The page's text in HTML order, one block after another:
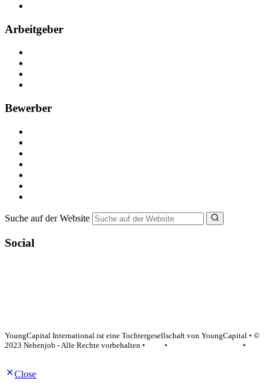
Arbeitgeber
Bewerber
Suche auf der Website
Social
YoungCapital International ist eine Tochtergesellschaft von YoungCapital • ©
2023 Nebenjob - Alle Rechte vorbehalten •
•
•
Close